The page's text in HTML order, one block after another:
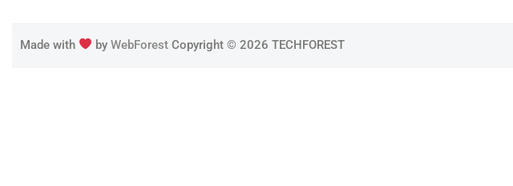
Made with byWebForest Copyright © 2026 TECHFOREST